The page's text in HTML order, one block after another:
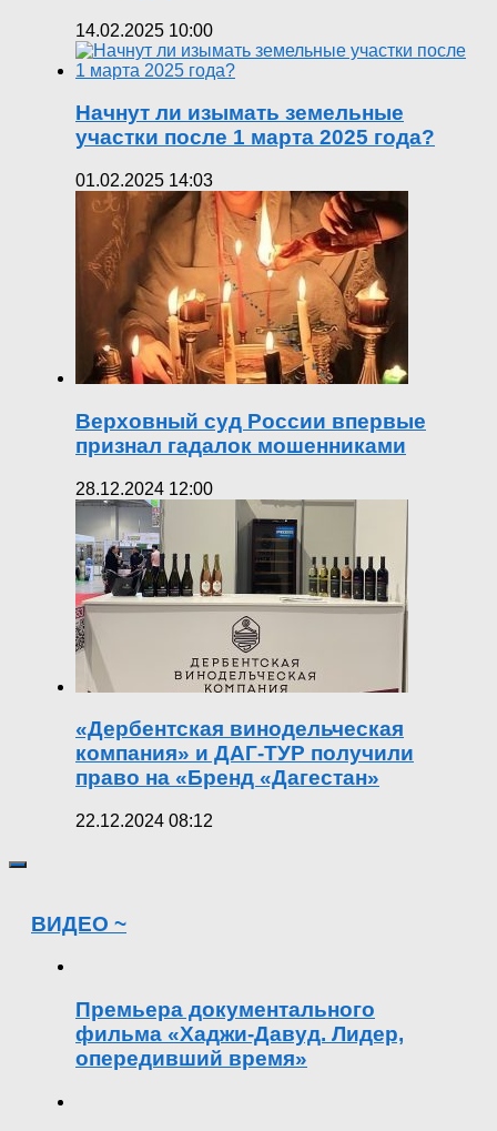
14.02.2025 10:00
Начнут ли изымать земельные
участки после 1 марта 2025 года?
01.02.2025 14:03
Верховный суд России впервые
признал гадалок мошенниками
28.12.2024 12:00
«Дербентская винодельческая
компания» и ДАГ-ТУР получили
право на «Бренд «Дагестан»
22.12.2024 08:12
ВИДЕО ~
Премьера документального
фильма «Хаджи-Давуд. Лидер,
опередивший время»